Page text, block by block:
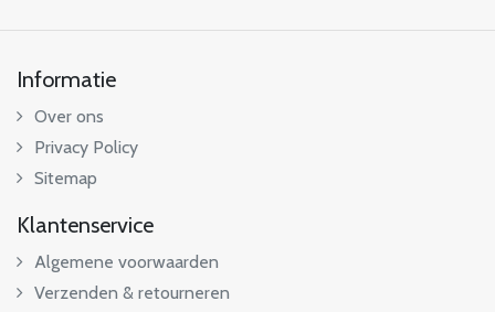
Informatie
Over ons
Privacy Policy
Sitemap
Klantenservice
Algemene voorwaarden
Verzenden & retourneren